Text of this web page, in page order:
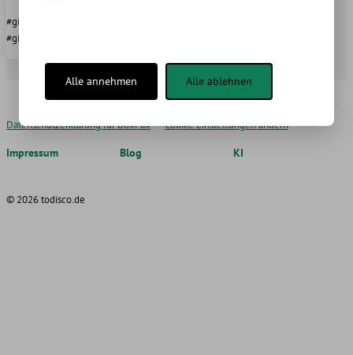
#git #github #repository #git commit
#git rm
Datenschutzerklärung für BoxFax Cookie Einstellungen ändern
Impressum Blog KI
© 2026 todisco.de
Alle annehmen Alle ablehnen